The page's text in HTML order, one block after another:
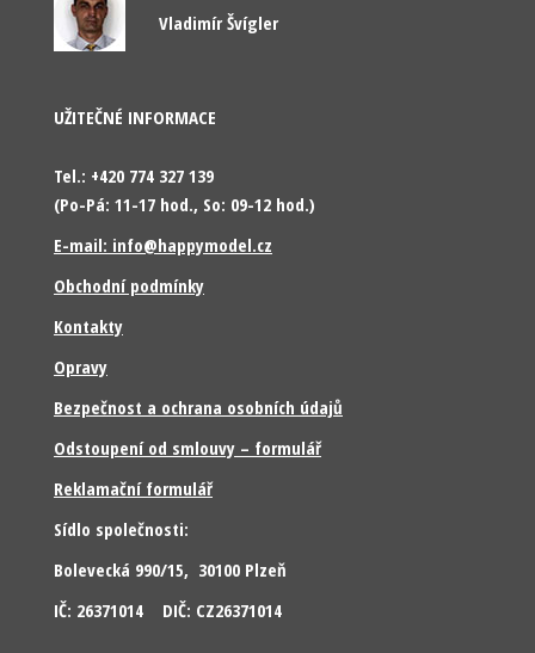
Vladimír Švígler
UŽITEČNÉ INFORMACE
Tel.: +420 774 327 139
(Po-Pá: 11-17 hod., So: 09-12 hod.)
E-mail: info@happymodel.cz
Obchodní podmínky
Kontakty
Opravy
Bezpečnost a ochrana osobních údajů
Odstoupení od smlouvy – formulář
Reklamační formulář
Sídlo společnosti:
Bolevecká 990/15, 30100 Plzeň
IČ: 26371014 DIČ: CZ26371014